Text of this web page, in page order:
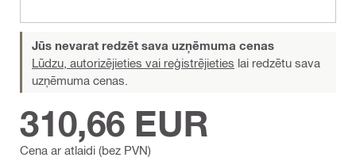
Jūs nevarat redzēt sava uzņēmuma cenas
Lūdzu, autorizējieties vai reģistrējieties lai redzētu sava
uzņēmuma cenas.
Cena ar atlaidi (bez PVN)
310,66 EUR